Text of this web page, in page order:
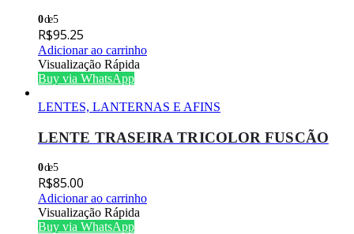
0de 5
R$95.25
Adicionar ao carrinho
Visualização Rápida
Buy via WhatsApp
LENTES, LANTERNAS E AFINS
LENTE TRASEIRA TRICOLOR FUSCÃO
0de 5
R$85.00
Adicionar ao carrinho
Visualização Rápida
Buy via WhatsApp